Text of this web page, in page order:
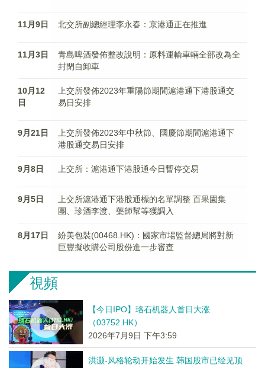
11月9日 北交所副總經理李永春：京港通正在推進
11月3日
青島啤酒發佈整改說明：原料運輸車輛全部改為全
封閉自卸車
10月12
日
上交所發佈2023年重陽節期間滬港通下港股通交
易日安排
9月21日
上交所發佈2023年中秋節、國慶節期間滬港通下
港股通交易日安排
9月8日 上交所：滬港通下港股通今日暫停交易
9月5日
上交所滬港通下港股通標的名單調整 百果園集
團、珍酒李渡、藥師幫等獲調入
8月17日
紛美包裝(00468.HK)：國家市場監督總局將對新
巨豐擬收購公司股份進一步審查
視頻
【今日IPO】珞石机器人首日大涨
（03752.HK）
2026年7月9日 下午3:59
洪灏-风格轮动开始发生 韩国股市已经见顶